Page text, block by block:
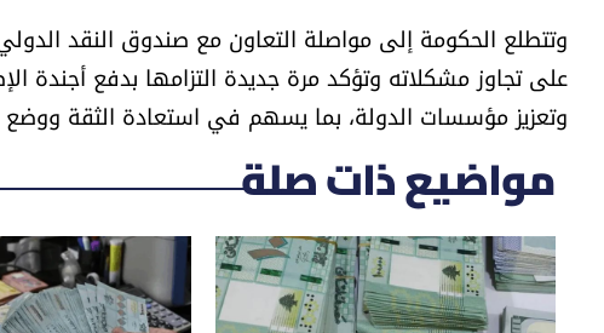
وتتطلع الحكومة إلى مواصلة التعاون مع صندوق النقد
على تجاوز مشكلاته وتؤكد مرة جديدة التزامها بدفع أجندة
وتعزيز مؤسسات الدولة، بما يسهم في استعادة الثقة
مواضيع ذات صلة